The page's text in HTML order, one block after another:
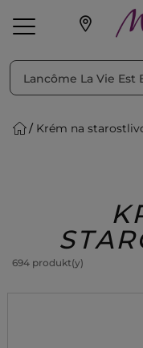
pleť Líčenie
Krém na
694 produkt(y)
Triediť podľa